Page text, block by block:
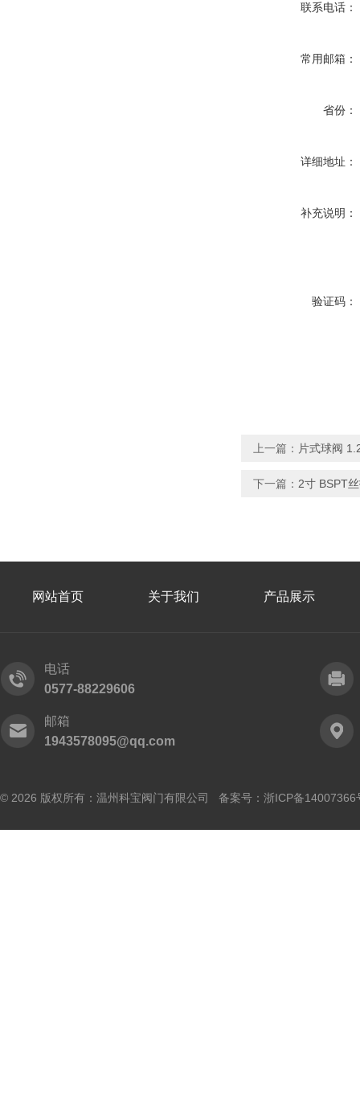
联系电话：
常用邮箱：
省份：
详细地址：
补充说明：
验证码：
上一篇： 片式球阀
下一篇： 2寸 BSPT
网站首页 关于我们 产品展示
电话
0577-88229606
邮箱
1943578095@qq.com
© 2026 版权所有：温州科宝阀门有限公司 备案号： 浙ICP备14007366